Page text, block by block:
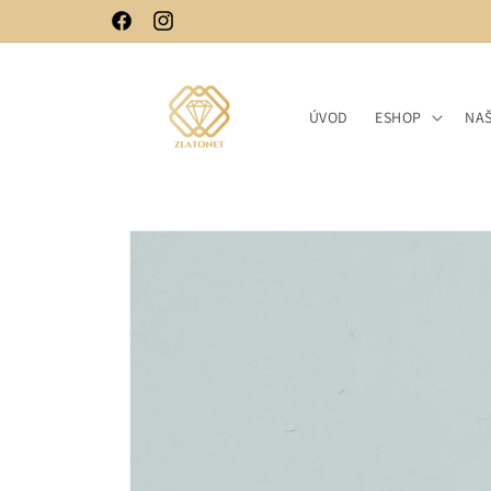
FacebookInstagram
ÚVOD ESHOP